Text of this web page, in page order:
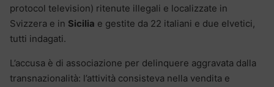
protocol television) ritenute illegali e localizzate in
Svizzera e in Sicilia e gestite da 22 italiani e due elvetici,
tutti indagati.
L’accusa è di associazione per delinquere aggravata dalla
transnazionalità: l’attività consisteva nella vendita e